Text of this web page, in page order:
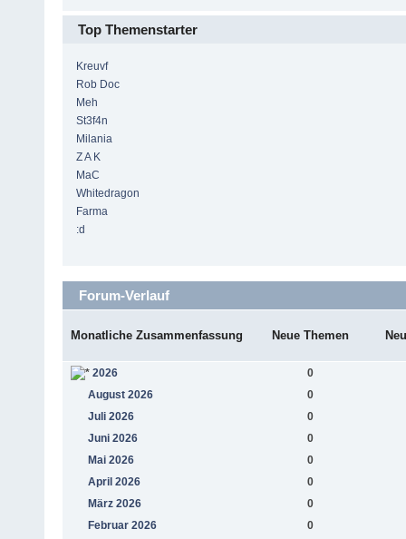
Top Themenstarter
Kreuvf
Rob Doc
Meh
St3f4n
Milania
Z A K
MaC
Whitedragon
Farma
:d
Forum-Verlauf
Monatliche Zusammenfassung Neue Themen
2026
0
August 2026
0
Juli 2026
0
Juni 2026
0
Mai 2026
0
April 2026
0
März 2026
0
Februar 2026
0